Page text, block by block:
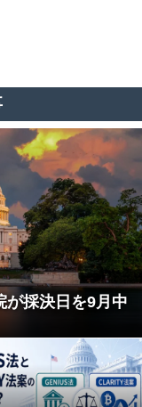
が採決日を9月中